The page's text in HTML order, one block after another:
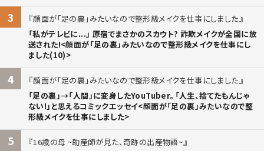
3
顔面が「足の裏」みたいなので整形級メイクを仕事にしました
「私がテレビに...」 原宿でまさかのスカウト? 詐欺メイクが全国に放
送された!<顔面が「足の裏」みたいなので整形級メイクを仕事にし
ました(10)>
4
顔面が「足の裏」みたいなので整形級メイクを仕事にしました
「足の裏」→「人間」に変身したYouTuber。「人生、捨てたもんじゃ
ない!」と思えるコミックエッセイ<顔面が「足の裏」みたいなので整
形級メイクを仕事にしました>
5
16歳の母 ~助産師が見た、奇跡の出産物語~